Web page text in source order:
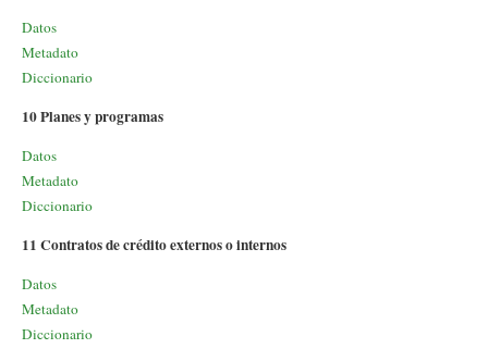
Datos
Metadato
Diccionario
10 Planes y programas
Datos
Metadato
Diccionario
11 Contratos de crédito externos o internos
Datos
Metadato
Diccionario